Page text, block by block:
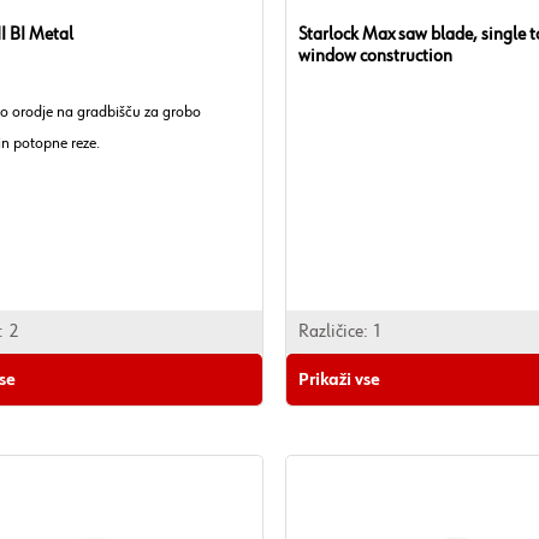
BI Metal
orodje na gradbišču za grobo
potopne reze.
2
Starlock Max saw blade, single
window construction
Različice: 1
Prikaži vse